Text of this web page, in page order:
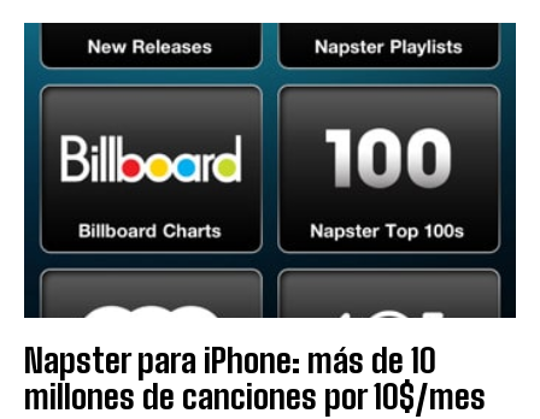
Napster para iPhone: más de 10
millones de canciones por 10$/mes